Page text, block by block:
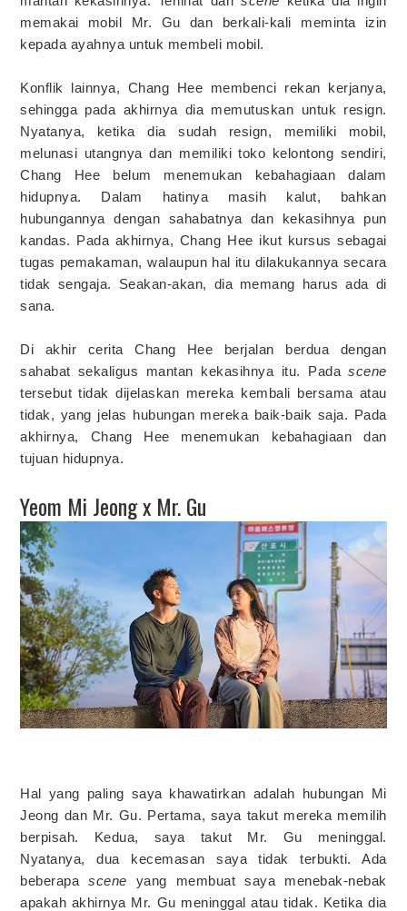
memakai mobil Mr. Gu dan berkali-kali meminta izin
kepada ayahnya untuk membeli mobil.
Konflik lainnya, Chang Hee membenci rekan kerjanya,
sehingga pada akhirnya dia memutuskan untuk resign.
Nyatanya, ketika dia sudah resign, memiliki mobil,
melunasi utangnya dan memiliki toko kelontong sendiri,
Chang Hee belum menemukan kebahagiaan dalam
hidupnya. Dalam hatinya masih kalut, bahkan
hubungannya dengan sahabatnya dan kekasihnya pun
kandas. Pada akhirnya, Chang Hee ikut kursus sebagai
tugas pemakaman, walaupun hal itu dilakukannya secara
tidak sengaja. Seakan-akan, dia memang harus ada di
sana.
Di akhir cerita Chang Hee berjalan berdua dengan
sahabat sekaligus mantan kekasihnya itu. Padascene
tersebut tidak dijelaskan mereka kembali bersama atau
tidak, yang jelas hubungan mereka baik-baik saja. Pada
akhirnya, Chang Hee menemukan kebahagiaan dan
tujuan hidupnya.
Yeom Mi Jeong x Mr. Gu
Hal yang paling saya khawatirkan adalah hubungan Mi
Jeong dan Mr. Gu. Pertama, saya takut mereka memilih
berpisah. Kedua, saya takut Mr. Gu meninggal.
Nyatanya, dua kecemasan saya tidak terbukti. Ada
beberapascene yang membuat saya menebak-nebak
apakah akhirnya Mr. Gu meninggal atau tidak. Ketika dia